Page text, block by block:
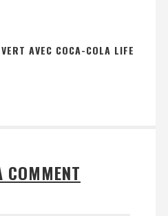
AVEC COCA-COLA LIFE
COMMENT